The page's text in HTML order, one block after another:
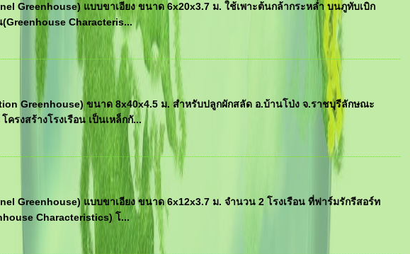
Greenhouse) แบบขาเอียง ขนาด 6x20x3.7 ม. ใช้เพาะต้นกล้ากระหล่ำ บนภูทับเบิก
Characteris...
Greenhouse) ขนาด 8x40x4.5 ม. สำหรับปลูกผักสลัด อ.บ้านโป่ง จ.ราชบุรีลักษณะ
รงสร้างโรงเรือน เป็นเหล็กกั...
Greenhouse) แบบขาเอียง ขนาด 6x12x3.7 ม. จำนวน 2 โรงเรือน ที่ฟาร์มรักรีสอร์ท
Characteristics) โ...